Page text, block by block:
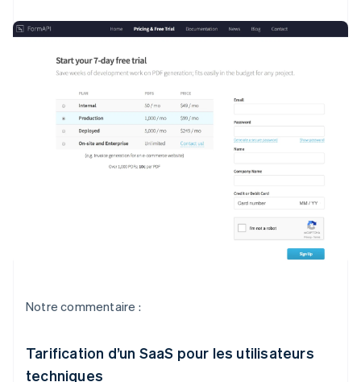
Notre commentaire :
Tarification d’un SaaS pour les utilisateurs
techniques